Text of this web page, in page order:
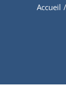
Accueil /